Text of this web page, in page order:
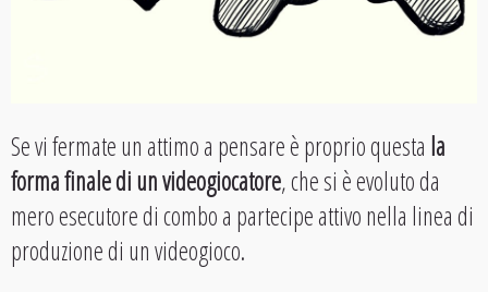
Se vi fermate un attimo a pensare è proprio questa la
forma finale di un videogiocatore, che si è evoluto da
mero esecutore di combo a partecipe attivo nella linea di
produzione di un videogioco.